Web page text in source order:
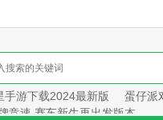
手游下载2024最新版
蛋仔派
竞速 赛车新生再出发版本